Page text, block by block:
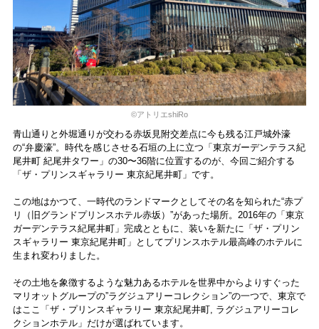
©︎アトリエshiRo
青山通りと外堀通りが交わる赤坂見附交差点に今も残る江戸城外濠
の“弁慶濠”。時代を感じさせる石垣の上に立つ「東京ガーデンテラス紀
尾井町 紀尾井タワー」の30〜36階に位置するのが、今回ご紹介する
「ザ・プリンスギャラリー 東京紀尾井町」です。
この地はかつて、一時代のランドマークとしてその名を知られた“赤プ
リ（旧グランドプリンスホテル赤坂）”があった場所。2016年の「東京
ガーデンテラス紀尾井町」完成とともに、装いを新たに「ザ・プリン
スギャラリー 東京紀尾井町」としてプリンスホテル最高峰のホテルに
生まれ変わりました。
その土地を象徴するような魅力あるホテルを世界中からよりすぐった
マリオットグループの”ラグジュアリーコレクション”の一つで、東京で
はここ「ザ・プリンスギャラリー 東京紀尾井町, ラグジュアリーコレ
クションホテル」だけが選ばれています。